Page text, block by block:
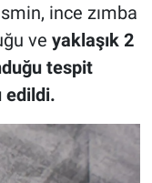
ince zımba
ve yaklaşık 2
tespit
edildi.